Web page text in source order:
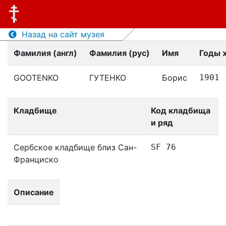
Назад на сайт музея
Фамилия (англ)
Фамилия (рус) Имя Годы
GOOTENKO ГУТЕНКО Борис 1901
Кладбище
Код кладбища
и ряд
Сербское кладбище близ Сан-
Франциско
SF 76
Описание